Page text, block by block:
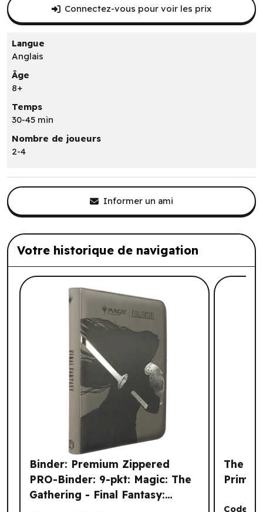
Connectez-vous pour voir les prix
Langue
Anglais
Âge
8+
Temps
30-45 min
Nombre de joueurs
2-4
Informer un ami
Votre historique de navigation
Liste de produits suggérés: Votre
Binder: Premium Zippered
PRO-Binder: 9-pkt: Magic: The
Gathering - Final Fantasy:
The
Code :